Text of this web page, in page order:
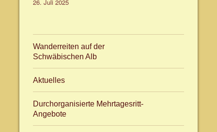
26. Juli 2025
Wanderreiten auf der
Schwäbischen Alb
Aktuelles
Durchorganisierte Mehrtagesritt-
Angebote